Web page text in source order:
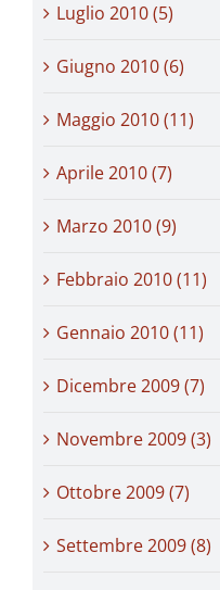
Luglio 2010 (5)
Giugno 2010 (6)
Maggio 2010 (11)
Aprile 2010 (7)
Marzo 2010 (9)
Febbraio 2010 (11)
Gennaio 2010 (11)
Dicembre 2009 (7)
Novembre 2009 (3)
Ottobre 2009 (7)
Settembre 2009 (8)